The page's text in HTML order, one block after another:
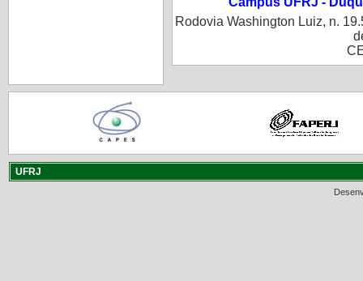
Rodovia Washington Luiz, n.
UFRJ